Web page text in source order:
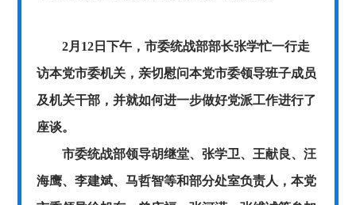
2月12日下午，市委统战部部长张学忙一行走
访本党市委机关，亲切慰问本党市委领导班子成员
及机关干部，并就如何进一步做好党派工作进行了
座谈。
市委统战部领导胡继堂、张学卫、王献良、汪
海鹰、李建斌、马哲智等和部分处室负责人，本党